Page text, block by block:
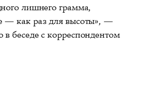
лишнего грамма,
— как раз для высоты», —
беседе с корреспондентом